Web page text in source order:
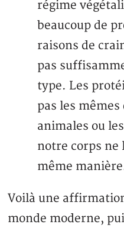
régime
beaucoup de
raisons de
pas
type. Les
pas les
animales ou
notre corps ne
même
Voilà une
monde moderne,